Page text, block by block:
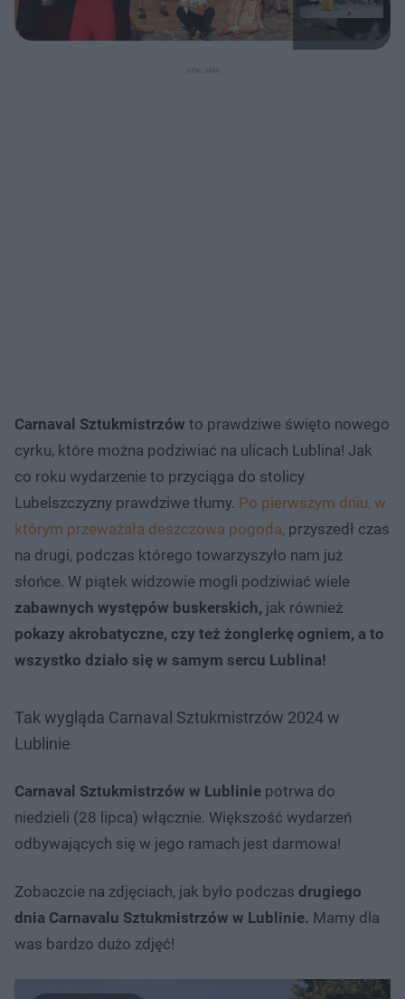
Carnaval Sztukmistrzów to prawdziwe święto nowego
cyrku, które można podziwiać na ulicach Lublina! Jak
co roku wydarzenie to przyciąga do stolicy
Lubelszczyzny prawdziwe tłumy. Po pierwszym dniu, w
którym przeważała deszczowa pogoda, przyszedł czas
na drugi, podczas którego towarzyszyło nam już
słońce. W piątek widzowie mogli podziwiać wiele
zabawnych występów buskerskich, jak również
pokazy akrobatyczne, czy też żonglerkę ogniem, a to
wszystko działo się w samym sercu Lublina!
Tak wygląda Carnaval Sztukmistrzów 2024 w
Lublinie
Carnaval Sztukmistrzów w Lublinie potrwa do
niedzieli (28 lipca) włącznie. Większość wydarzeń
odbywających się w jego ramach jest darmowa!
Zobaczcie na zdjęciach, jak było podczas drugiego
dnia Carnavalu Sztukmistrzów w Lublinie. Mamy dla
was bardzo dużo zdjęć!